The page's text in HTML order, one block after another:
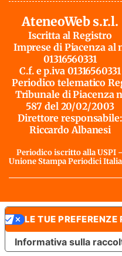
AteneoWeb s.r.l.
Iscritta al Registro
Imprese di Piacenza al
01316560331
C.f. e p.iva 01316560331
Periodico telematico
Tribunale di Piacenza
587 del 20/02/2003
Direttore responsabile:
Riccardo Albanesi
Periodico iscritto alla USPI
Unione Stampa Periodici
Informativa sulla
LE TUE